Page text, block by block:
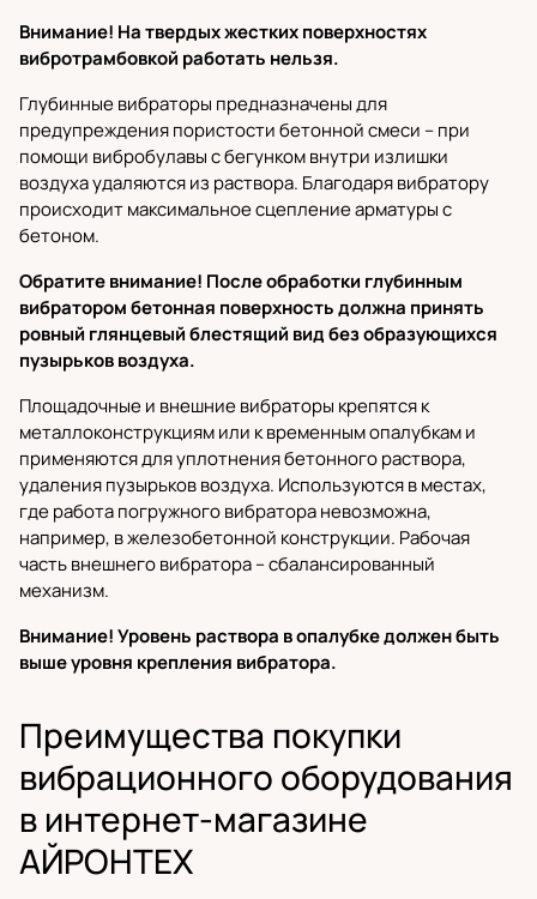
Внимание! На твердых жестких поверхностях
вибротрамбовкой работать нельзя.
Глубинные вибраторы предназначены для
предупреждения пористости бетонной смеси – при
помощи вибробулавы с бегунком внутри излишки
воздуха удаляются из раствора. Благодаря вибратору
происходит максимальное сцепление арматуры с
бетоном.
Обратите внимание! После обработки глубинным
вибратором бетонная поверхность должна принять
ровный глянцевый блестящий вид без образующихся
пузырьков воздуха.
Площадочные и внешние вибраторы крепятся к
металлоконструкциям или к временным опалубкам и
применяются для уплотнения бетонного раствора,
удаления пузырьков воздуха. Используются в местах,
где работа погружного вибратора невозможна,
например, в железобетонной конструкции. Рабочая
часть внешнего вибратора – сбалансированный
механизм.
Внимание! Уровень раствора в опалубке должен быть
выше уровня крепления вибратора.
Преимущества покупки
вибрационного оборудования
в интернет-магазине
АЙРОНТЕХ